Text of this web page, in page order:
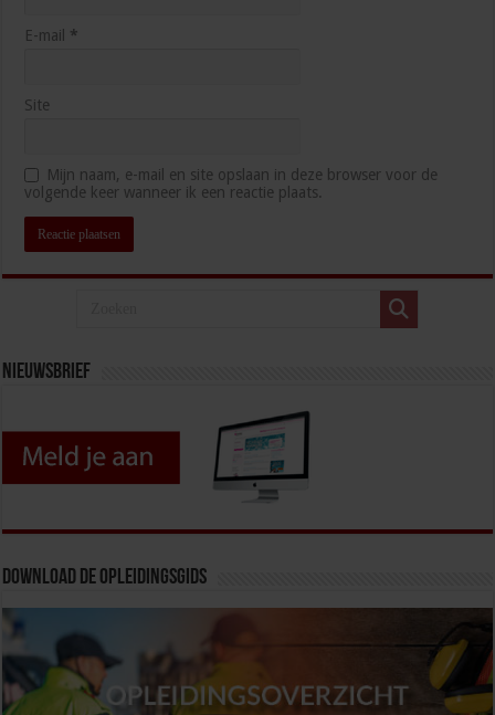
E-mail *
Site
Mijn naam, e-mail en site opslaan in deze browser voor de
volgende keer wanneer ik een reactie plaats.
Nieuwsbrief
Download de opleidingsgids